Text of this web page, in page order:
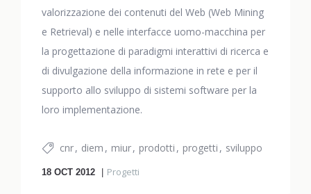
valorizzazione dei contenuti del Web (Web Mining
e Retrieval) e nelle interfacce uomo-macchina per
la progettazione di paradigmi interattivi di ricerca e
di divulgazione della informazione in rete e per il
supporto allo sviluppo di sistemi software per la
loro implementazione.
cnr diem miur prodotti progetti sviluppo
18 OCT 2012 Progetti